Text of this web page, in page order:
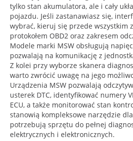
tylko stan akumulatora, ale i cały
pojazdu. Jeśli zastanawiasz się,
wybrać, kieruj się przede wszystkim
protokołem OBD2 oraz zakresem
Modele marki MSW obsługują
pozwalają na komunikację z
Z kolei przy wyborze skanera
warto zwrócić uwagę na jego
Urządzenia MSW pozwalają
usterek DTC, identyfikować numery
ECU, a także monitorować stan
stanowią kompleksowe narzędzie
potrzebują sprzętu do pełnej
elektrycznych i elektronicznych.